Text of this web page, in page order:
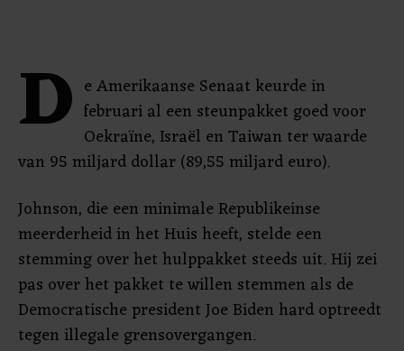
D e Amerikaanse Senaat keurde in
februari al een steunpakket goed voor
Oekraïne, Israël en Taiwan ter waarde
van 95 miljard dollar (89,55 miljard euro).
Johnson, die een minimale Republikeinse
meerderheid in het Huis heeft, stelde een
stemming over het hulppakket steeds uit. Hij zei
pas over het pakket te willen stemmen als de
Democratische president Joe Biden hard optreedt
tegen illegale grensovergangen.